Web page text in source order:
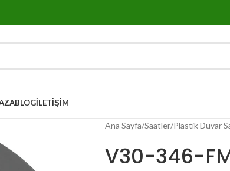
BLOGİLETIŞIM
Ana Sayfa Saatler Plastik Duvar
V30-346-